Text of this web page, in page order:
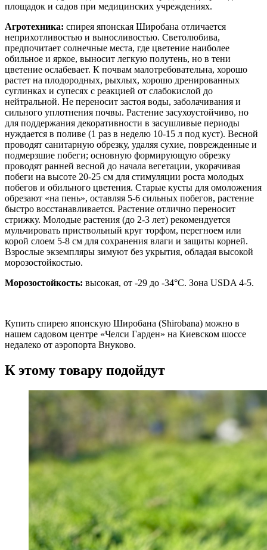
площадок и садов при медицинских учреждениях.
Агротехника: спирея японская Широбана отличается
неприхотливостью и выносливостью. Светолюбива,
предпочитает солнечные места, где цветение наиболее
обильное и яркое, выносит легкую полутень, но в тени
цветение ослабевает. К почвам малотребовательна, хорошо
растет на плодородных, рыхлых, хорошо дренированных
суглинках и супесях с реакцией от слабокислой до
нейтральной. Не переносит застоя воды, заболачивания и
сильного уплотнения почвы. Растение засухоустойчиво, но
для поддержания декоративности в засушливые периоды
нуждается в поливе (1 раз в неделю 10-15 л под куст). Весной
проводят санитарную обрезку, удаляя сухие, поврежденные и
подмерзшие побеги; основную формирующую обрезку
проводят ранней весной до начала вегетации, укорачивая
побеги на высоте 20-25 см для стимуляции роста молодых
побегов и обильного цветения. Старые кусты для омоложения
обрезают «на пень», оставляя 5-6 сильных побегов, растение
быстро восстанавливается. Растение отлично переносит
стрижку. Молодые растения (до 2-3 лет) рекомендуется
мульчировать приствольный круг торфом, перегноем или
корой слоем 5-8 см для сохранения влаги и защиты корней.
Взрослые экземпляры зимуют без укрытия, обладая высокой
морозостойкостью.
Морозостойкость: высокая, от -29 до -34°C. Зона USDA 4-5.
Купить спирею японскую Широбана (Shirobana) можно в
нашем садовом центре «Челси Гарден» на Киевском шоссе
недалеко от аэропорта Внуково.
К этому товару подойдут